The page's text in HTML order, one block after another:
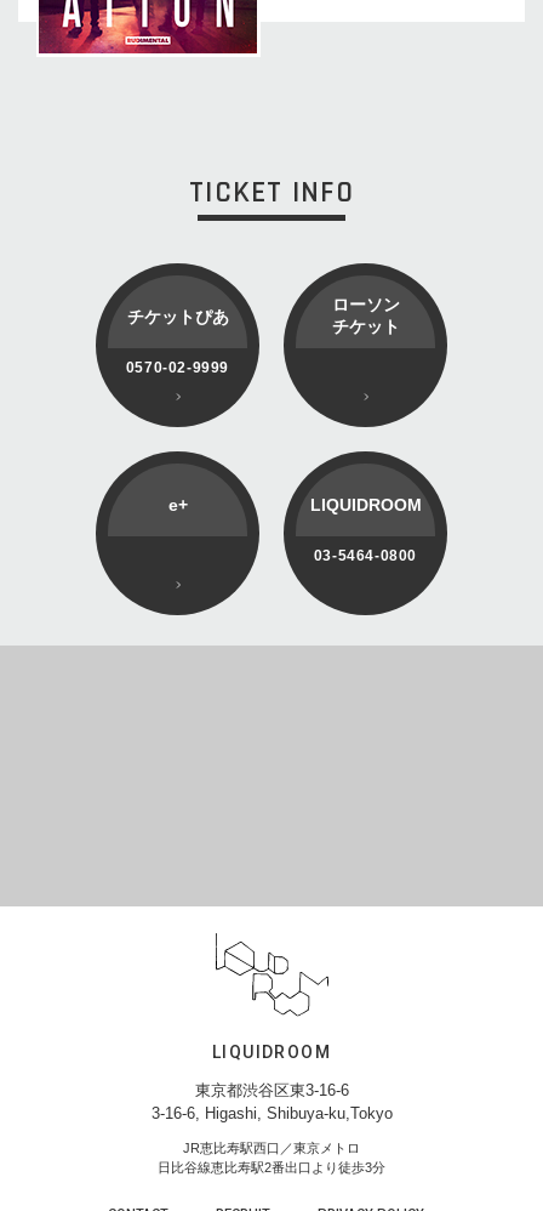
TICKET INFO
チケットぴあ
0570-02-9999
ローソン
チケット
e+ LIQUIDROOM
03-5464-0800
LIQUIDROOM
東京都渋谷区東3-16-6
3-16-6, Higashi, Shibuya-ku,Tokyo
JR恵比寿駅西口／東京メトロ
日比谷線恵比寿駅2番出口より徒歩3分